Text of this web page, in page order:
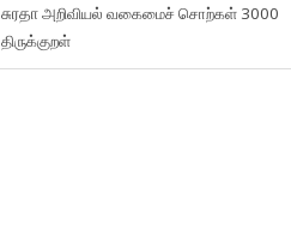
சுரதாஅறிவியல் வகைமைச் சொற்கள் 3000
திருக்குறள்